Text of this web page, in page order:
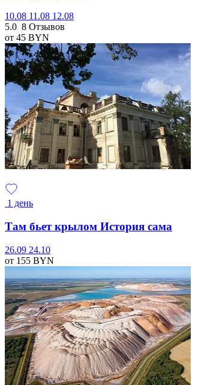
10.08 11.08 12.08
5.0 8 Отзывов
от 45 BYN
1 день
Там бьет крылом История сама
26.09 24.10
от 155 BYN